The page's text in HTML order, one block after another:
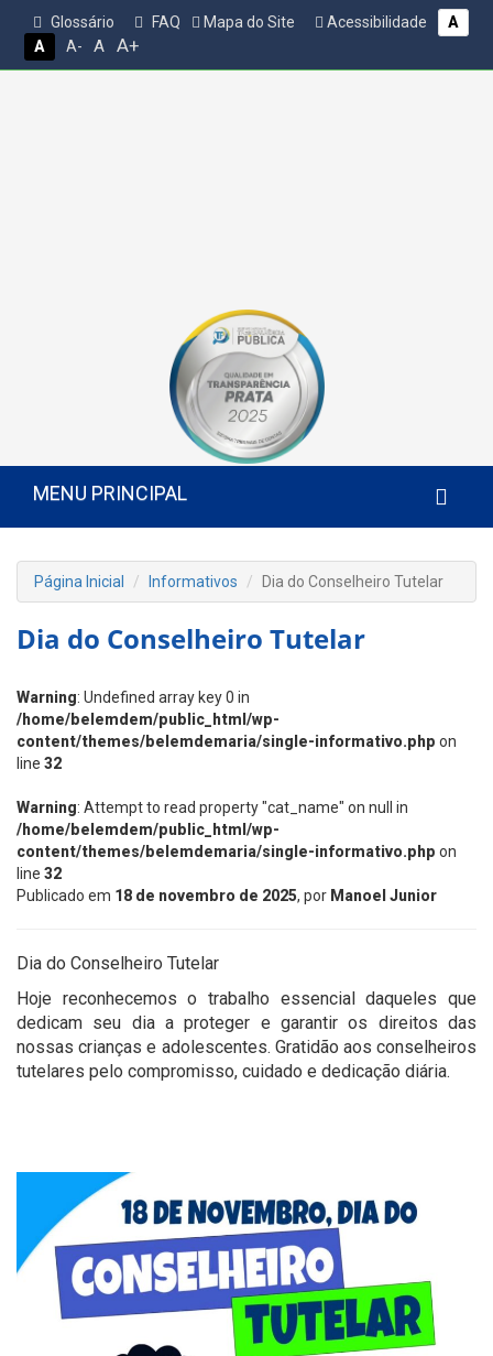
Glossário FAQ Mapa do Site Acessibilidade
A
A
A- A A+
MENU PRINCIPAL
Página Inicial Informativos Dia do Conselheiro Tutelar
Dia do Conselheiro Tutelar
Warning: Undefined array key 0 in
/home/belemdem/public_html/wp-
content/themes/belemdemaria/single-informativo.php on
line 32
Warning: Attempt to read property "cat_name" on null in
/home/belemdem/public_html/wp-
content/themes/belemdemaria/single-informativo.php on
line 32
Publicado em 18 de novembro de 2025, por Manoel Junior
Dia do Conselheiro Tutelar
Hoje reconhecemos o trabalho essencial daqueles que
dedicam seu dia a proteger e garantir os direitos das
nossas crianças e adolescentes. Gratidão aos conselheiros
tutelares pelo compromisso, cuidado e dedicação diária.